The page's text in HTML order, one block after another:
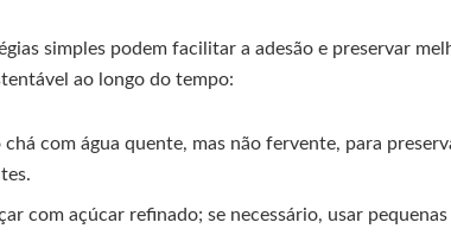
simples podem facilitar a adesão e preservar
ao longo do tempo:
chá com água quente, mas não fervente, para
com açúcar refinado; se necessário, usar